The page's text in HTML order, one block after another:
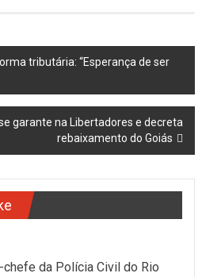
tributária: “Esperança de ser
garante na Libertadores e decreta
rebaixamento do Goiás
da Polícia Civil do Rio